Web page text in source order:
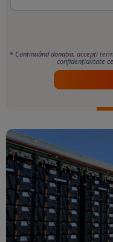
* Continuând donația, accepți
confidențialitate